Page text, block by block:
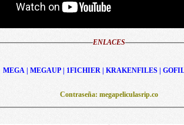
ENLACES
MEGA | MEGAUP | 1FICHIER | KRAKENFILES |
Contraseña: megapeliculasrip.co